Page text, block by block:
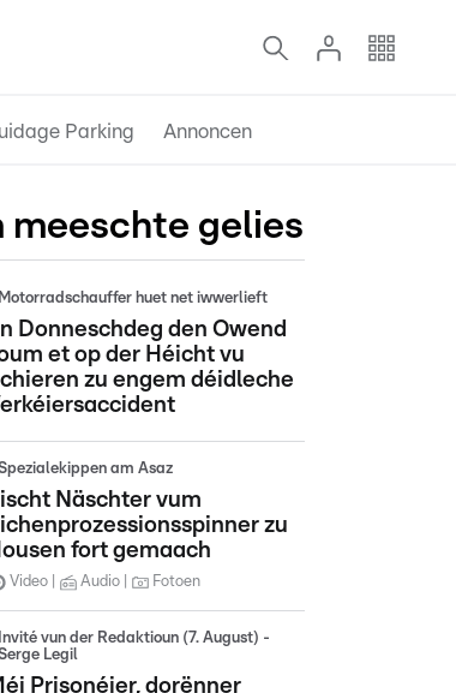
Parking Annoncen
meeschte gelies
Motorradschauffer huet net iwwerlieft
Donneschdeg den Owend
et op der Héicht vu
zu engem déidleche
am Asaz
Näschter vum
zu
fort gemaach
Video Audio Fotoen
Invité vun der Redaktioun (7. August) -
Legil
Prisonéier, dorënner